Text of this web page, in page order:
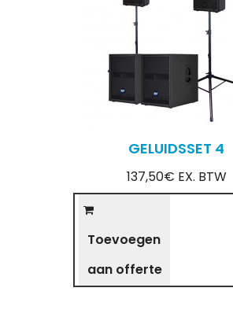
GELUIDSSET 4
137,50€ EX. BTW
Toevoegen
aan offerte